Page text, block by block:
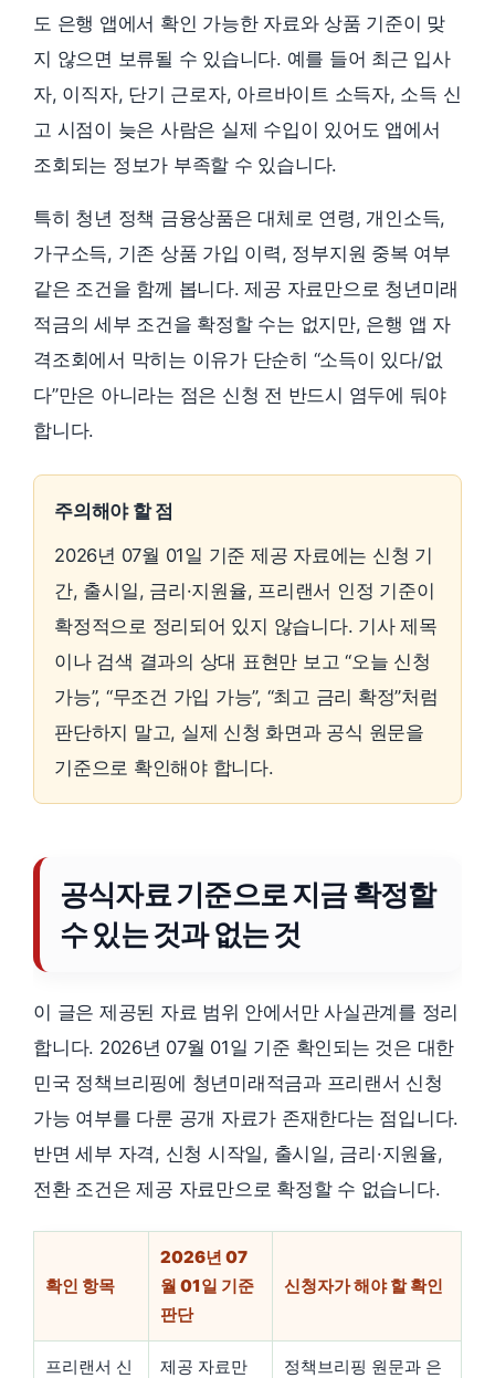
도 은행 앱에서 확인 가능한 자료와 상품 기준이 맞
지 않으면 보류될 수 있습니다. 예를 들어 최근 입사
자, 이직자, 단기 근로자, 아르바이트 소득자, 소득 신
고 시점이 늦은 사람은 실제 수입이 있어도 앱에서
조회되는 정보가 부족할 수 있습니다.
특히 청년 정책 금융상품은 대체로 연령, 개인소득,
가구소득, 기존 상품 가입 이력, 정부지원 중복 여부
같은 조건을 함께 봅니다. 제공 자료만으로 청년미래
적금의 세부 조건을 확정할 수는 없지만, 은행 앱 자
격조회에서 막히는 이유가 단순히 “소득이 있다/없
다”만은 아니라는 점은 신청 전 반드시 염두에 둬야
합니다.
주의해야 할 점
2026년 07월 01일 기준 제공 자료에는 신청 기
간, 출시일, 금리·지원율, 프리랜서 인정 기준이
확정적으로 정리되어 있지 않습니다. 기사 제목
이나 검색 결과의 상대 표현만 보고 “오늘 신청
가능”, “무조건 가입 가능”, “최고 금리 확정”처럼
판단하지 말고, 실제 신청 화면과 공식 원문을
기준으로 확인해야 합니다.
공식자료 기준으로 지금 확정할
수 있는 것과 없는 것
이 글은 제공된 자료 범위 안에서만 사실관계를 정리
합니다. 2026년 07월 01일 기준 확인되는 것은 대한
민국 정책브리핑에 청년미래적금과 프리랜서 신청
가능 여부를 다룬 공개 자료가 존재한다는 점입니다.
반면 세부 자격, 신청 시작일, 출시일, 금리·지원율,
전환 조건은 제공 자료만으로 확정할 수 없습니다.
확인 항목
2026년 07
월 01일 기준
판단
신청자가 해야 할 확인
프리랜서 신
제공 자료만
정책브리핑 원문과 은